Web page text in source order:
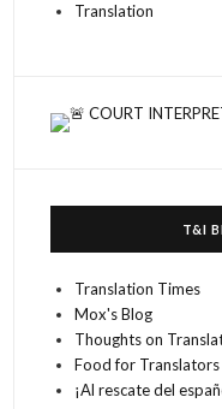
Translation
T&I
Translation Times
Mox's Blog
Thoughts on
Food for Translators
¡Al rescate del